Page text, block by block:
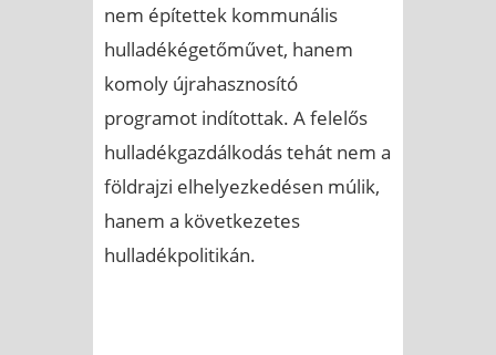
nem építettek kommunális
hulladékégetőművet, hanem
komoly újrahasznosító
programot indítottak. A felelős
hulladékgazdálkodás tehát nem a
földrajzi elhelyezkedésen múlik,
hanem a következetes
hulladékpolitikán.